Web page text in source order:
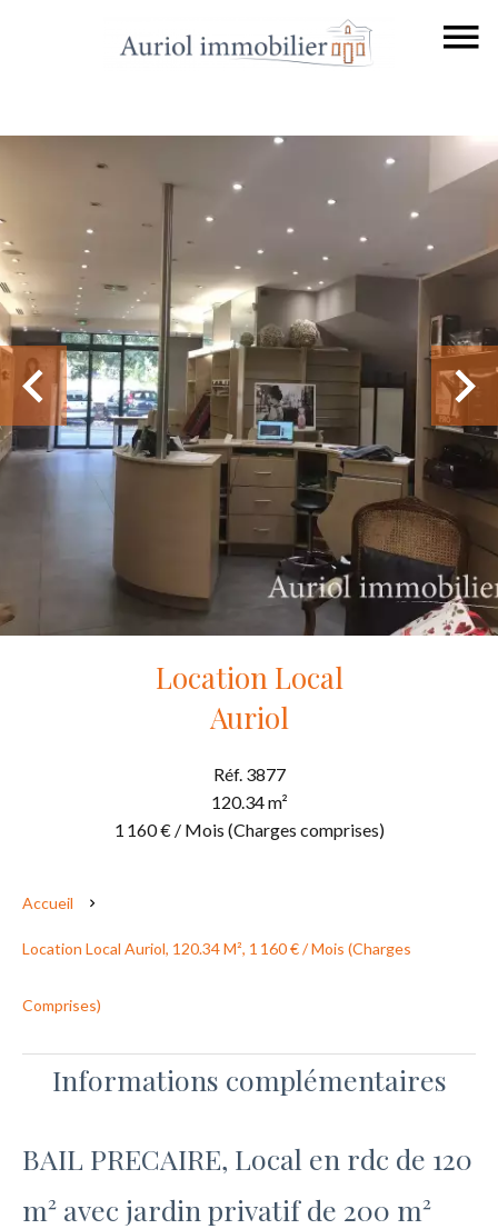
Location Local
Auriol
Réf. 3877
120.34 m²
1 160 € / Mois (Charges comprises)
Accueil
Location Local Auriol, 120.34 M², 1 160 € / Mois (Charges
Comprises)
Informations complémentaires
BAIL PRECAIRE, Local en rdc de 120
m² avec jardin privatif de 200 m²